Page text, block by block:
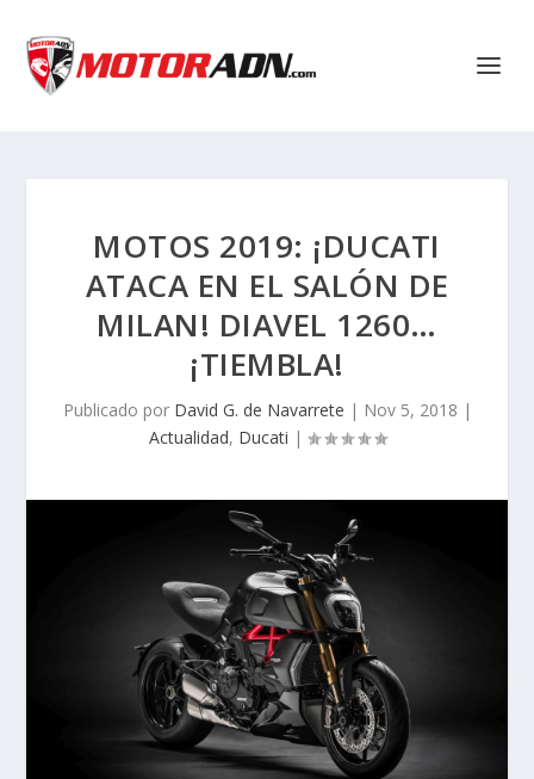
MOTOS 2019: ¡DUCATI
ATACA EN EL SALÓN DE
MILAN! DIAVEL 1260…
¡TIEMBLA!
Publicado por David G. de Navarrete | Nov 5, 2018 |
Actualidad, Ducati |